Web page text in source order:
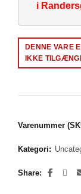
i
DENNE VARE
IKKE
Alternative:
Varenummer
Kategori:
Share